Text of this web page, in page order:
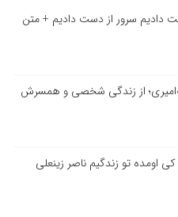
دادیم سرور از دست دادیم + متن
از زندگی شخصی و همسرش
اومده تو زندگیم ناصر زینعلی